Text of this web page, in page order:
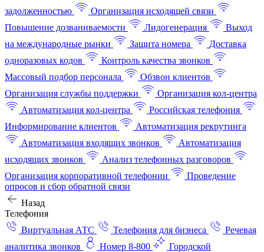
задолженностью
Организация исходящей связи
Повышение дозваниваемости
Лидогенерация
Выход
на международные рынки
Защита номера
Доставка
одноразовых кодов
Контроль качества звонков
Массовый подбор персонала
Обзвон клиентов
Организация службы поддержки
Организация кол-центра
Автоматизация кол-центра
Российская телефония
Информирование клиентов
Автоматизация рекрутинга
Автоматизация входящих звонков
Автоматизация
исходящих звонков
Анализ телефонных разговоров
Организация корпоративной телефонии
Проведение
опросов и сбор обратной связи
Назад
Телефония
Виртуальная АТС
Телефония для бизнеса
Речевая
аналитика звонков
Номер 8-800
Городской